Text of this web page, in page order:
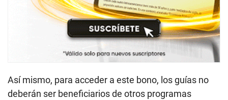
Así mismo, para acceder a este bono, los guías no
deberán ser beneficiarios de otros programas